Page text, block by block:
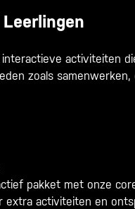
activiteiten
zoals
pakket met onze
extra activiteiten en